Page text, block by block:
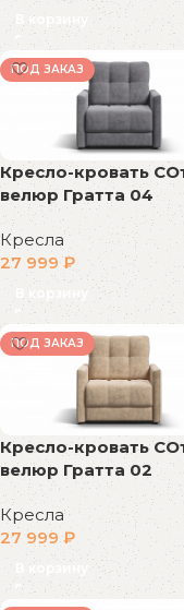
В корзину
ПОД ЗАКАЗ
Кресло-кровать
велюр Гратта 04
Кресла
27 999₽
В корзину
ПОД ЗАКАЗ
Кресло-кровать
велюр Гратта 02
Кресла
27 999₽
В корзину